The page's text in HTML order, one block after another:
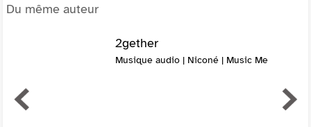
Du même auteur
2gether
Musique audio | Niconé | Music Me